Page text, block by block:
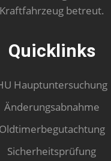
Kraftfahrzeug betreut.
Quicklinks
Hauptuntersuchung
Änderungsabnahme
Oldtimerbegutachtung
Sicherheitsprüfung